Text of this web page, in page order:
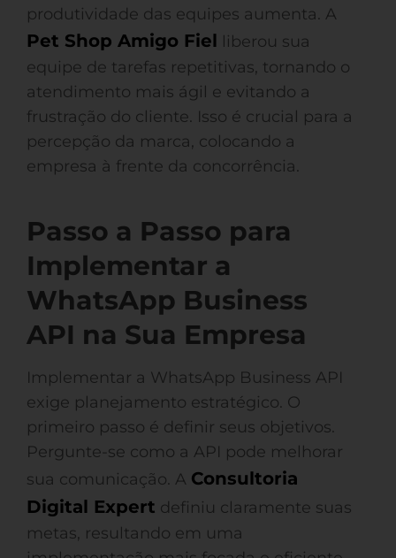
produtividade das equipes aumenta. A
Pet Shop Amigo Fiel liberou sua
equipe de tarefas repetitivas, tornando o
atendimento mais ágil e evitando a
frustração do cliente. Isso é crucial para a
percepção da marca, colocando a
empresa à frente da concorrência.
Passo a Passo para
Implementar a
WhatsApp Business
API na Sua Empresa
Implementar a WhatsApp Business API
exige planejamento estratégico. O
primeiro passo é definir seus objetivos.
Pergunte-se como a API pode melhorar
sua comunicação. A Consultoria
Digital Expert definiu claramente suas
metas, resultando em uma